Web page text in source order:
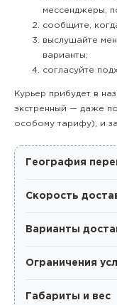
мессенджеры,
сообщите,
выслушайте
варианты;
согласуйте
Курьер прибудет в
экстренный — даже
особому тарифу), и
География
Скорость
Варианты
Ограничения
Габариты и вес